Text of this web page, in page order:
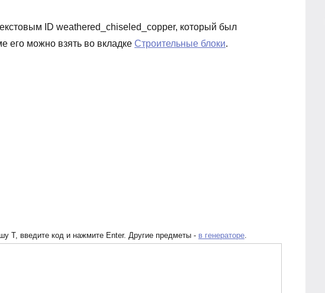
ID weathered_chiseled_copper, который был
его можно взять во вкладке Строительные блоки.
T, введите код и нажмите Enter. Другие предметы - в генераторе